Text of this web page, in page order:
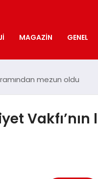
MAGAZIN GENEL
mezun oldu